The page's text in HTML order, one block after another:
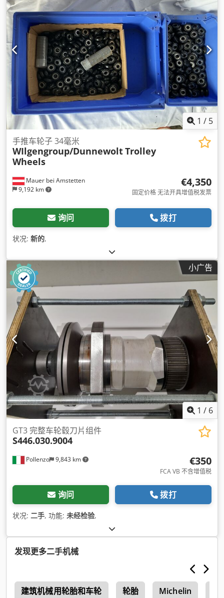
1 / 5
Mauer bei Amstetten
9,192 km
手推车轮子 34毫米
WIlgengroup/DunnewoltTrolley
Wheels
€4,350
固定价格 无法开具增值税发票
询问 拨打
状况: 新的,
小广告
1 / 6
Pollenzo 9,843 km
GT3 完整车轮毂刀片组件
S446.030.9004
€350
FCA VB 不含增值税
询问 拨打
状况: 二手, 功能: 未经检验,
发现更多二手机械
建筑机械用轮胎和车轮 轮胎 Michelin